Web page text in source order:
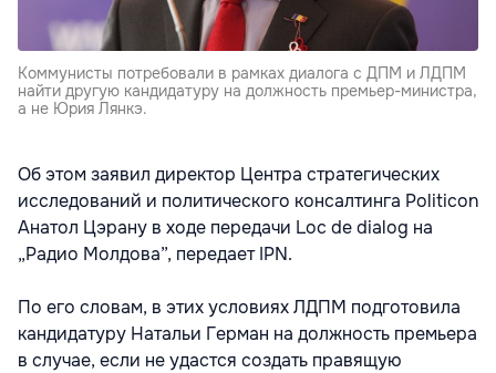
Коммунисты потребовали в рамках диалога с ДПМ и ЛДПМ
найти другую кандидатуру на должность премьер-министра,
а не Юрия Лянкэ.
Об этом заявил директор Центра стратегических
исследований и политического консалтинга Politicon
Анатол Цэрану в ходе передачи Loc de dialog на
„Радио Молдова”, передает IPN.
По его словам, в этих условиях ЛДПМ подготовила
кандидатуру Натальи Герман на должность премьера
в случае, если не удастся создать правящую